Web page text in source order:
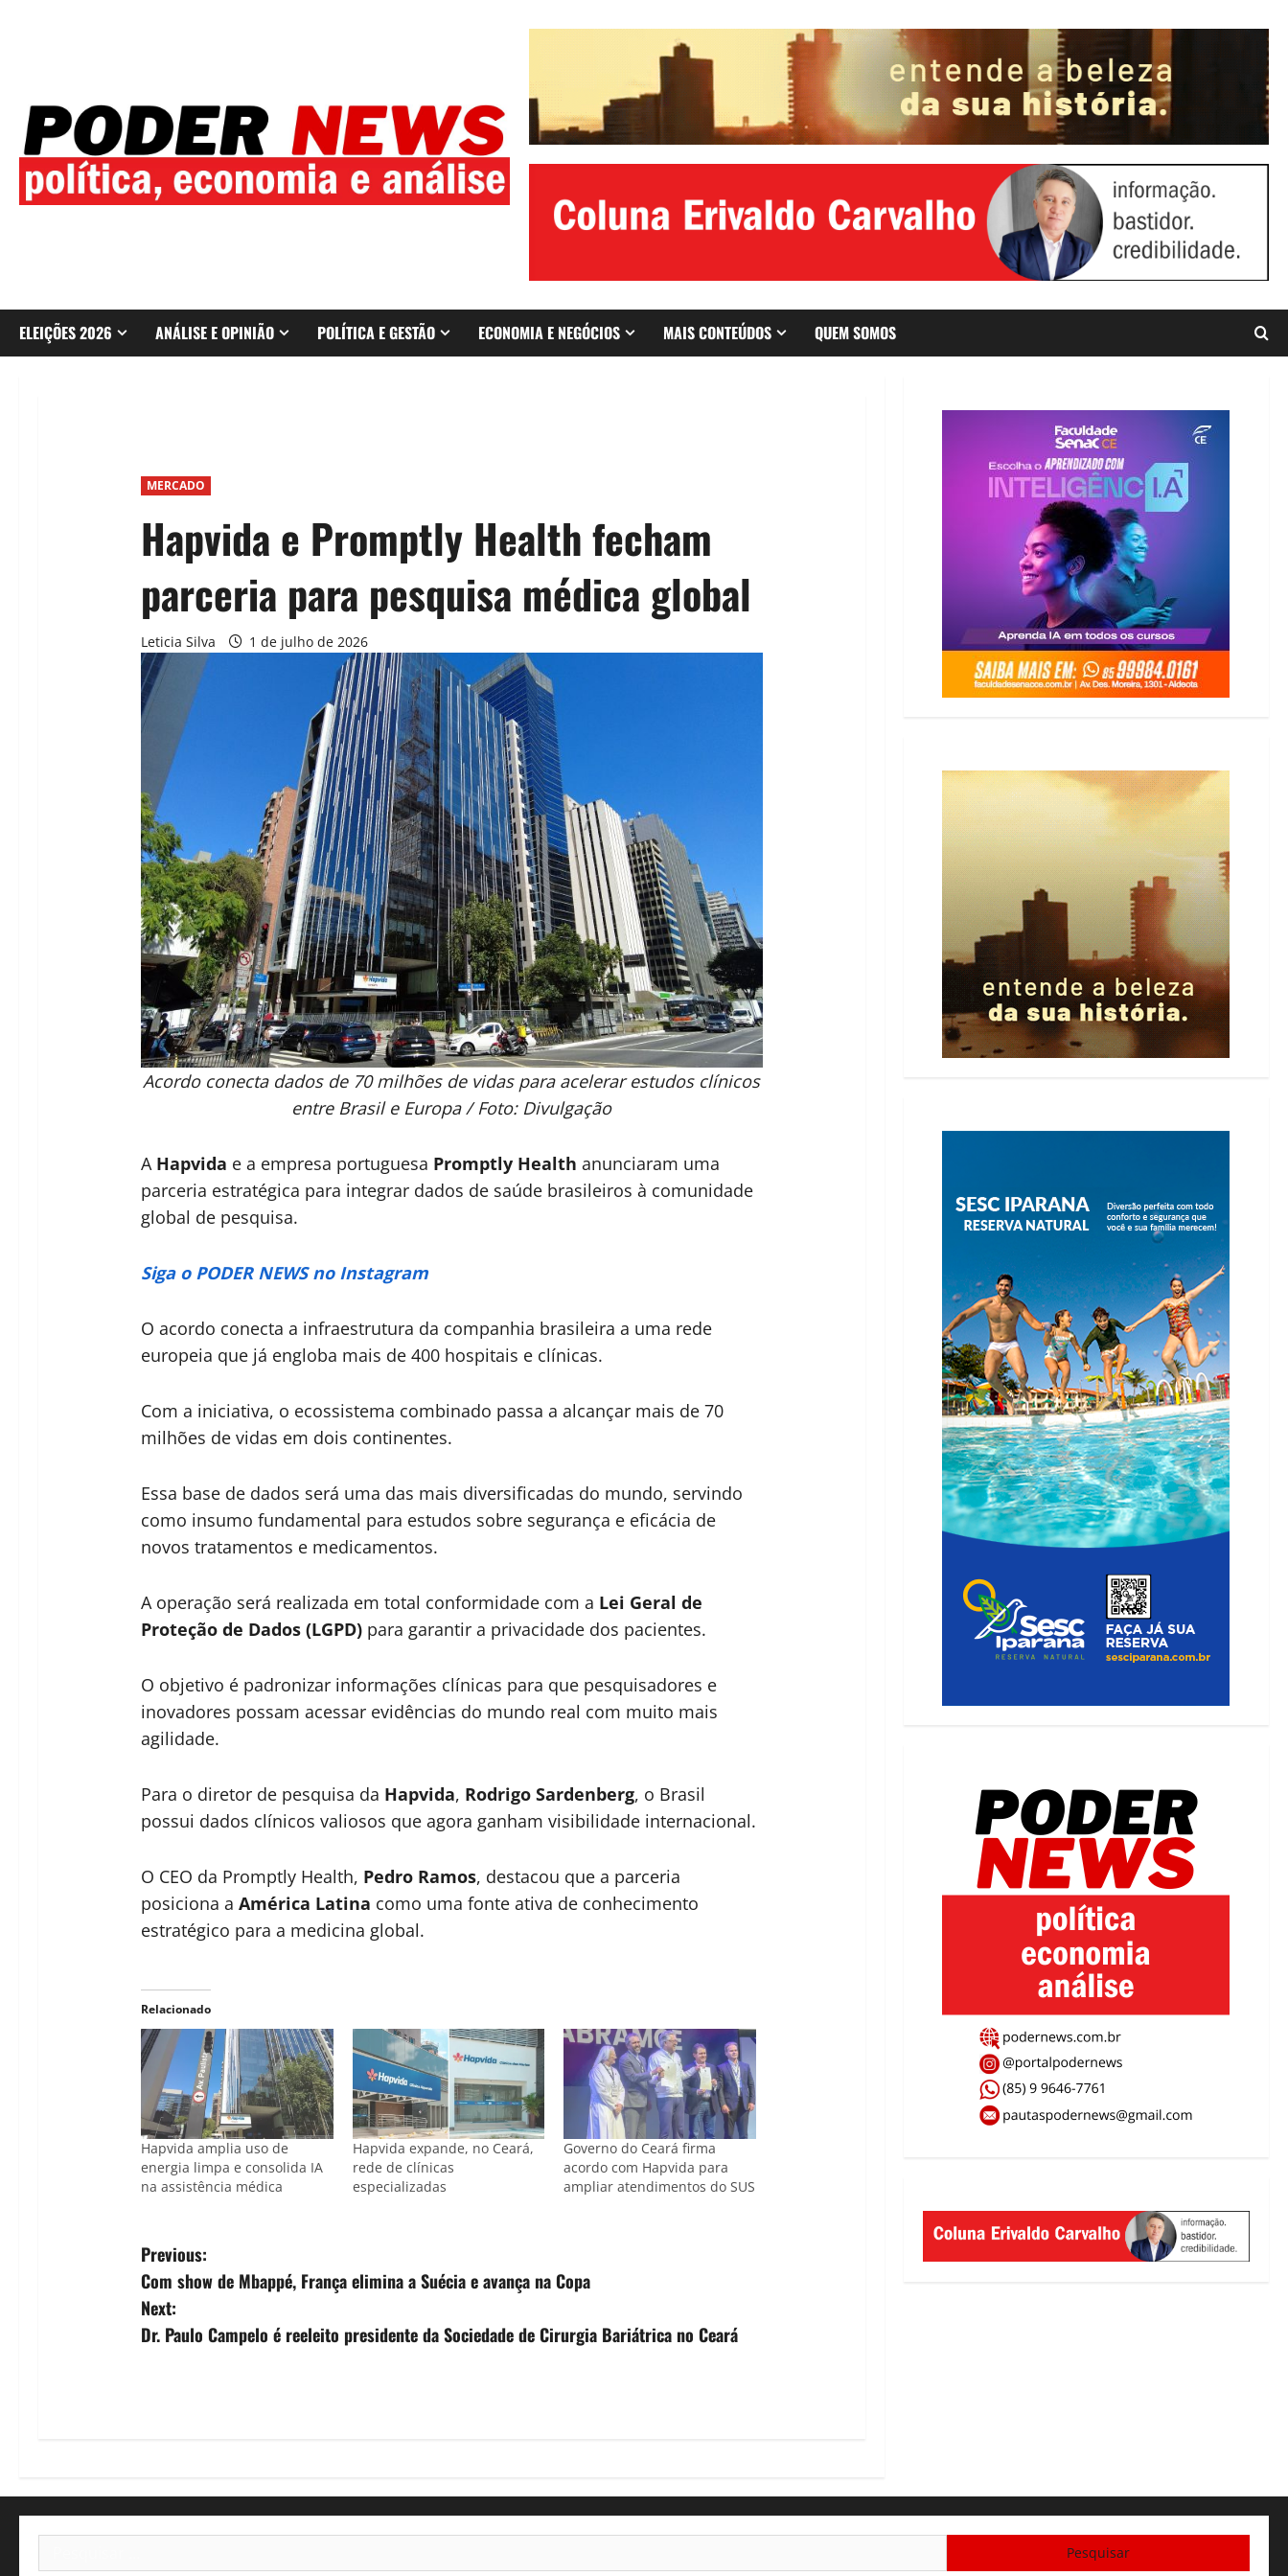
ELEIÇÕES 2026 ANÁLISE E OPINIÃO POLÍTICA E GESTÃO ECONOMIA E NEGÓCIOS MAIS CONTEÚDOS QUEM SOMOS
MERCADO
Hapvida e Promptly Health fecham
parceria para pesquisa médica global
Leticia Silva 1 de julho de 2026
Acordo conecta dados de 70 milhões de vidas para acelerar estudos clínicos
entre Brasil e Europa / Foto: Divulgação
A Hapvida e a empresa portuguesa Promptly Health anunciaram uma
parceria estratégica para integrar dados de saúde brasileiros à comunidade
global de pesquisa.
Siga o PODER NEWS no Instagram
O acordo conecta a infraestrutura da companhia brasileira a uma rede
europeia que já engloba mais de 400 hospitais e clínicas.
Com a iniciativa, o ecossistema combinado passa a alcançar mais de 70
milhões de vidas em dois continentes.
Essa base de dados será uma das mais diversificadas do mundo, servindo
como insumo fundamental para estudos sobre segurança e eficácia de
novos tratamentos e medicamentos.
A operação será realizada em total conformidade com a Lei Geral de
Proteção de Dados (LGPD)para garantir a privacidade dos pacientes.
O objetivo é padronizar informações clínicas para que pesquisadores e
inovadores possam acessar evidências do mundo real com muito mais
agilidade.
Para o diretor de pesquisa da Hapvida, Rodrigo Sardenberg, o Brasil
possui dados clínicos valiosos que agora ganham visibilidade internacional.
O CEO da Promptly Health, Pedro Ramos, destacou que a parceria
posiciona a América Latina como uma fonte ativa de conhecimento
estratégico para a medicina global.
Relacionado
Hapvida amplia uso de
energia limpa e consolida IA
na assistência médica
Hapvida expande, no Ceará,
rede de clínicas
especializadas
Governo do Ceará firma
acordo com Hapvida para
ampliar atendimentos do SUS
P
o
s
v
i
Previous:
Com show de Mbappé, França elimina a Suécia e avança na Copa
Next:
Dr. Paulo Campelo é reeleito presidente da Sociedade de Cirurgia Bariátrica no Ceará
por: